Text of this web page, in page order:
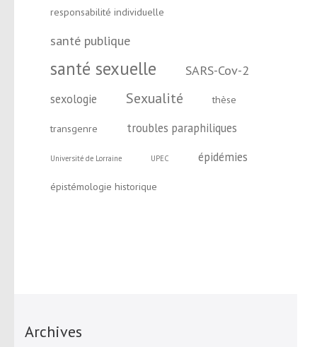
responsabilité individuelle
santé publique
santé sexuelle SARS-Cov-2
sexologie Sexualité thèse
transgenre troubles paraphiliques
Université de Lorraine UPEC épidémies
épistémologie historique
Archives